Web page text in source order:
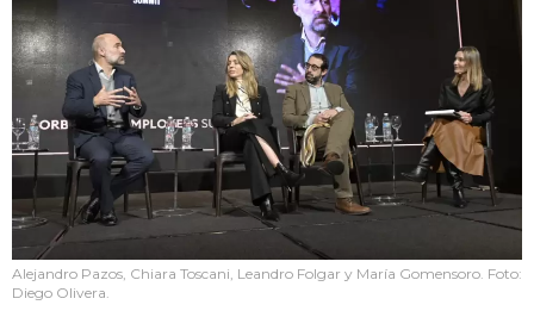
Alejandro Pazos, Chiara Toscani, Leandro Folgar y María Gomensoro. Foto:
Diego Olivera.